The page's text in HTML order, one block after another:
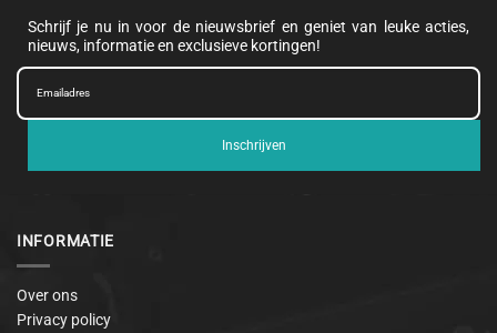
Schrijf je nu in voor de nieuwsbrief en geniet van leuke acties,
nieuws, informatie en exclusieve kortingen!
Inschrijven
INFORMATIE
Over ons
Privacy policy